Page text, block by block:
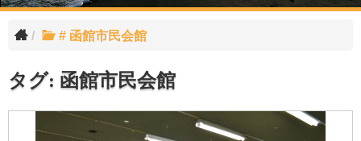
# 函館市民会館
タグ: 函館市民会館